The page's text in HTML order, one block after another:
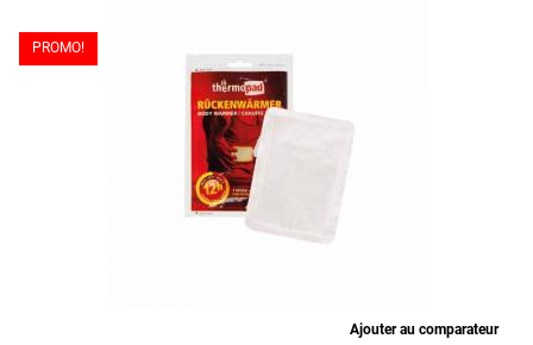
PROMO!
Ajouter au comparateur